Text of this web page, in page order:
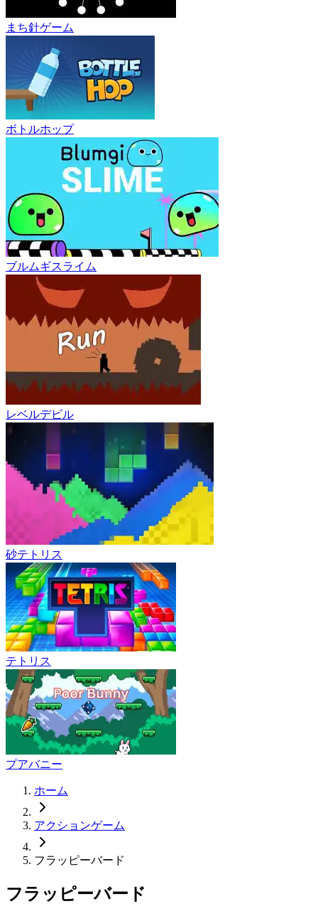
まち針ゲーム
ボトルホップ
ブルムギスライム
レベルデビル
砂テトリス
テトリス
プアバニー
ホーム
アクションゲーム
フラッピーバード
フラッピーバード